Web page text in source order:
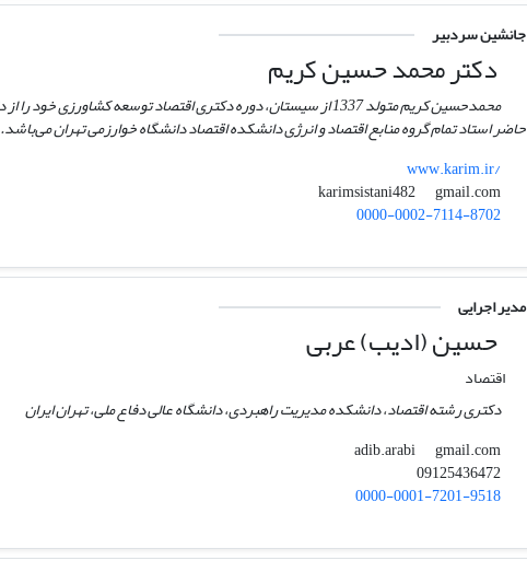
جانشین سردبیر
دکتر محمد حسین کریم
حاضر استاد تمام گروه منابع اقتصاد و انرژی دانشکده اقتصاد دانشگاه خوارزمی تهران می‌باشد.
www.karim.ir/
karimsistani482
gmail.com
0000-0002-7114-8702
مدیر اجرایی
حسین (ادیب) عربی
اقتصاد
دکتری رشته اقتصاد، دانشکده مدیریت راهبردی، دانشگاه عالی دفاع ملی، تهران ایران
adib.arabi
gmail.com
09125436472
0000-0001-7201-9518